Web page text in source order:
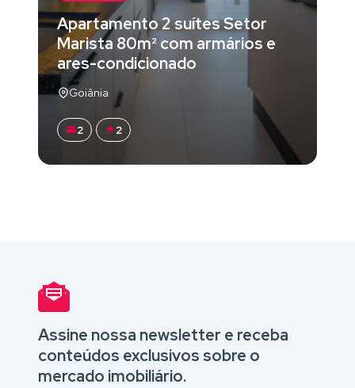
Apartamento 2 suítes Setor
Marista 80m² com armários e
ares-condicionado
Goiânia
2 2
Assine nossa newsletter e receba
conteúdos exclusivos sobre o
mercado imobiliário.